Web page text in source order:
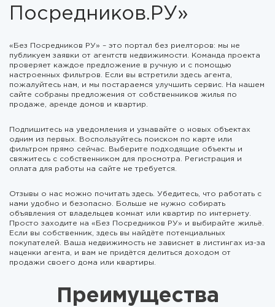
Посредников.РУ»
«Без Посредников РУ» – это портал без риелторов: мы не
публикуем заявки от агентств недвижимости. Команда проекта
проверяет каждое предложение в ручную и с помощью
настроенных фильтров. Если вы встретили здесь агента,
пожалуйтесь нам, и мы постараемся улучшить сервис. На нашем
сайте собраны предложения от собственников жилья по
продаже, аренде домов и квартир.
Подпишитесь на уведомления и узнавайте о новых объектах
одним из первых. Воспользуйтесь поиском по карте или
фильтром прямо сейчас. Выберите подходящие объекты и
свяжитесь с собственником для просмотра. Регистрация и
оплата для работы на сайте не требуется.
Отзывы о нас можно почитать здесь. Убедитесь, что работать с
нами удобно и безопасно. Больше не нужно собирать
объявления от владельцев комнат или квартир по интернету.
Просто заходите на «Без Посредников РУ» и выбирайте жильё.
Если вы собственник, здесь вы найдёте потенциальных
покупателей. Ваша недвижимость не зависнет в листингах из-за
наценки агента, и вам не придётся делиться доходом от
продажи своего дома или квартиры.
Преимущества